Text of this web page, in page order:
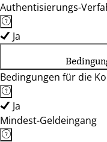
Authentisierungs-
Ja
Bedingungen für die
Ja
Mindest-Geldeingang